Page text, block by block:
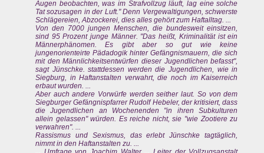
Augen beobachten, was im Strafvollzug läuft, lag eine solche
Tat sozusagen in der Luft." Denn Vergewaltigungen, schwerste
Schlägereien, Abzockerei, dies alles gehört zum Haftalltag. ...
Von den 7000 jungen Menschen, die bundesweit einsitzen,
sind 95 Prozent junge Männer. "Das heißt, Kriminalität ist ein
Männerphänomen. Es gibt aber so gut wie keine
jungenorienteirte Pädadogik hinter Gefängnismauern, die sich
mit den Männlichkeitsentwürfen dieser Jugendlichen befasst",
sagt Jünschke. stattdessen werden die Jugendlichen, wie in
Siegburg, in Haftanstalten verwahrt, die noch im Kaiserreich
erbaut wurden. ...
Aber auch andere Vorwürfe werden seither laut. So von dem
Siegburger Gefängnispfarrer Rudolf Hebeler, der kritisiert, dass
die Jugendlichen an Wochenenden "in ihren Subkulturen
allein gelassen" würden. Es reiche nicht, sie "wie Zootiere zu
verwahren". ...
Rassismus und Sexismus, das erlebt Jünschke tagtäglich,
nimmt in den Haftanstalten zu. ...